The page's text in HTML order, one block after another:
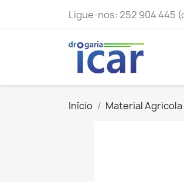
Ligue-nos: 252 904 445
Início Material Agricola